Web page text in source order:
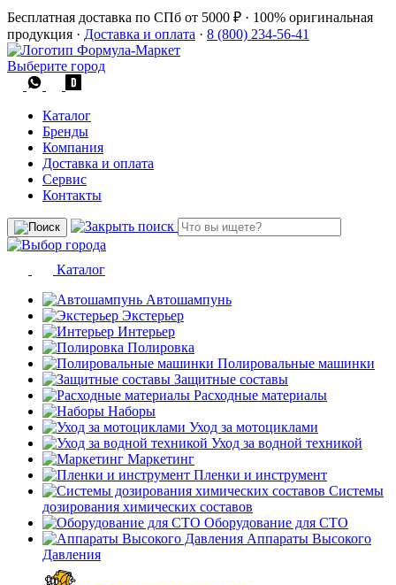
Бесплатная доставка по СПб от 5000 ₽ · 100% оригинальная
продукция · Доставка и оплата · 8 (800) 234-56-41
Выберите город
Каталог
Бренды
Компания
Доставка и оплата
Сервис
Контакты
Каталог
Автошампунь
Экстерьер
Интерьер
Полировка
Полировальные машинки
Защитные составы
Расходные материалы
Наборы
Уход за мотоциклами
Уход за водной техникой
Маркетинг
Пленки и инструмент
Системы
дозирования химических составов
Оборудование для СТО
Аппараты Высокого
Давления